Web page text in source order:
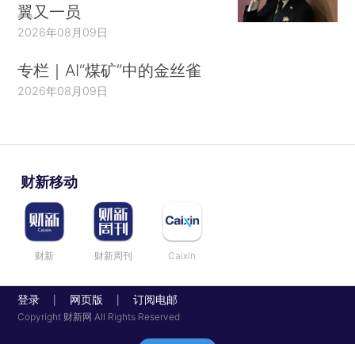
翼又一员
2026年08月09日
专栏｜AI“煤矿”中的金丝雀
2026年08月09日
财新移动
财新 财新周刊 Caixin
登录 网页版 订阅电邮
Copyright 财新网 All Rights Reserved